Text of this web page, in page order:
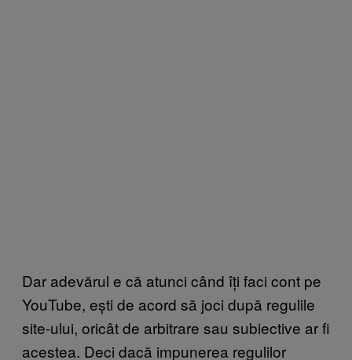
Dar adevărul e că atunci când îți faci cont pe
YouTube, ești de acord să joci după regulile
site-ului, oricât de arbitrare sau subiective ar fi
acestea. Deci dacă impunerea regulilor